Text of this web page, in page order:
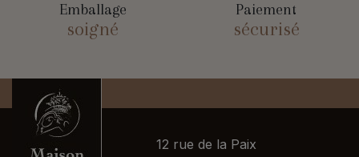
Emballage
soigné
Paiement
sécurisé
12 rue de la Paix